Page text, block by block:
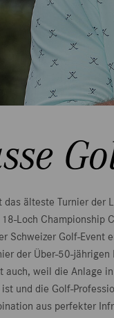
das älteste Turnier der
Loch Championship
Schweizer Golf-Event
der Über-50-jährigen
auch, weil die Anlage
und die Golf-
aus perfekter